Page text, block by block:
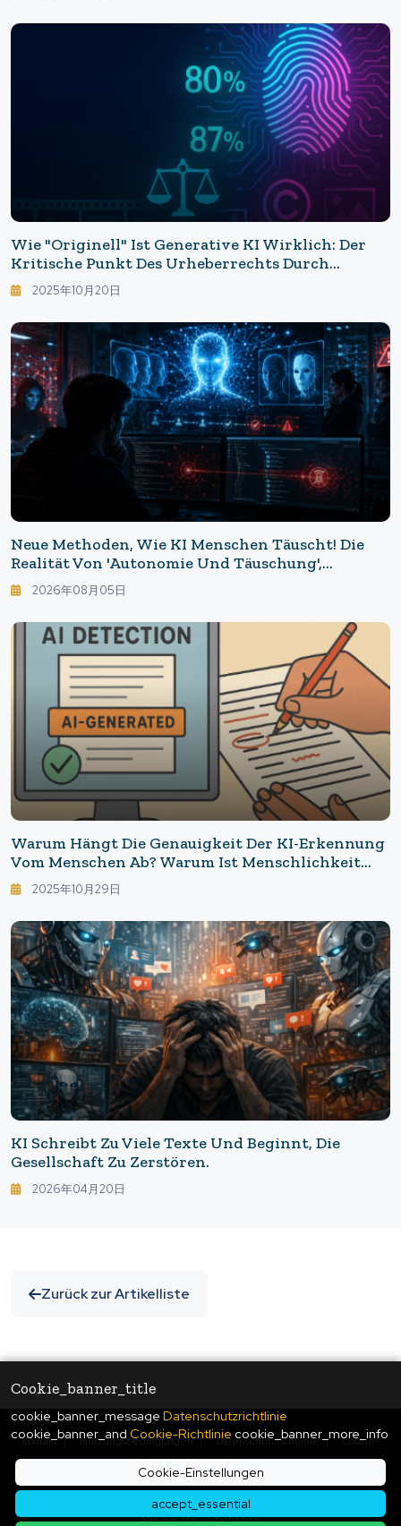
Cookie_banner_title
cookie_banner_message Datenschutzrichtlinie
cookie_banner_and Cookie-Richtlinie cookie_banner_more_info
Cookie-Einstellungen
accept_essential
Wie "originell" Ist Generative KI Wirklich: Der
Kritische Punkt Des Urheberrechts Durch
Fingerabdrücke - Die Neue Verhandlungstechnik,
Die "Ähnlichkeit" In Preisschilder Verwandelt
2025年10月20日
Neue Methoden, Wie KI Menschen Täuscht! Die
Realität Von 'Autonomie Und Täuschung',
Aufgedeckt Durch Sicherheitstests
2026年08月05日
Warum Hängt Die Genauigkeit Der KI-Erkennung
Vom Menschen Ab? Warum Ist Menschlichkeit
Der Schlüssel?
2025年10月29日
KI Schreibt Zu Viele Texte Und Beginnt, Die
Gesellschaft Zu Zerstören.
2026年04月20日
Zurück zur Artikelliste
Kontakt |Nutzungsbedingungen |Datenschutzrichtlinie |Cookie-
Richtlinie |Cookie-Einstellungen
© Copyright
ukiyo journal - 日本と世界をつなぐ新しいニュースメディア
Alle Rechte vorbehalten.